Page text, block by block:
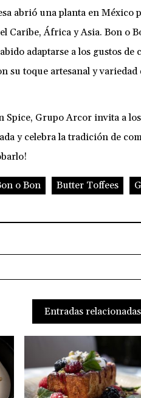
abrió una planta en México
Caribe, África y Asia. Bon o
adaptarse a los gustos
su toque artesanal y
Spice, Grupo Arcor invita a
y celebra la tradición de
o Bon Butter Toffees
Entradas relacionadas